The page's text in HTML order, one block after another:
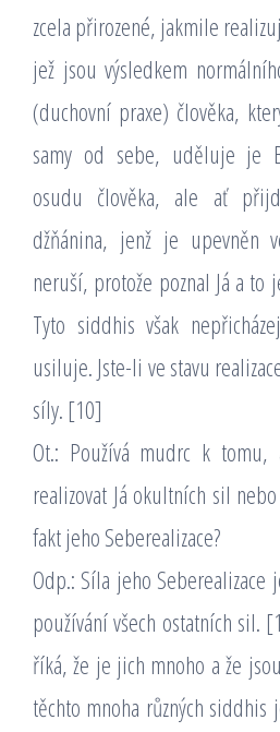
zcela přirozené, jakmile
jež jsou výsledkem
(duchovní praxe) člověka,
samy od sebe, uděluje je
osudu člověka, ale ať
džňánina, jenž je upevněn
neruší, protože poznal Já a
Tyto siddhis však
usiluje. Jste-li ve stavu
síly. [10]
Ot.: Používá mudrc k tomu,
realizovat Já okultních sil
fakt jeho Seberealizace?
Odp.: Síla jeho Seberealizace
používání všech ostatních sil.
říká, že je jich mnoho a že
těchto mnoha různých siddhis